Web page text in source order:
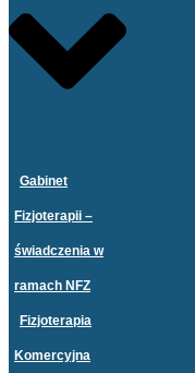
Gabinet
Fizjoterapii –
świadczenia w
ramach NFZ
Fizjoterapia
Komercyjna